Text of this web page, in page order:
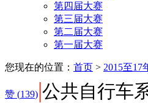
第四届大赛
第三届大赛
第二届大赛
第一届大赛
您现在的位置： 首页 > 2015至17
赞 (139)|公共自行车